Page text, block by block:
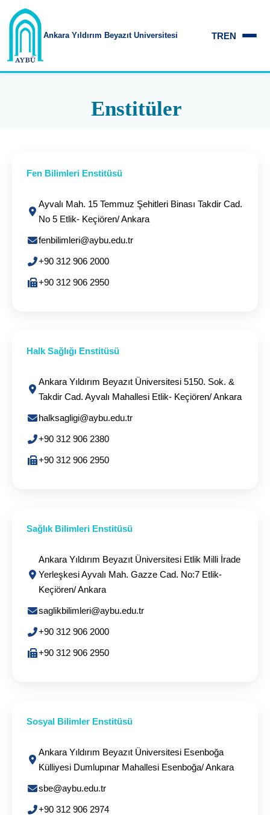
Ankara Yıldırım Beyazıt Üniversitesi TREN
Enstitüler
Fen Bilimleri Enstitüsü
Ayvalı Mah. 15 Temmuz Şehitleri Binası Takdir Cad.
No 5 Etlik- Keçiören/ Ankara
fenbilimleri@aybu.edu.tr
+90 312 906 2000
+90 312 906 2950
Halk Sağlığı Enstitüsü
Ankara Yıldırım Beyazıt Üniversitesi 5150. Sok. &
Takdir Cad. Ayvalı Mahallesi Etlik- Keçiören/ Ankara
halksagligi@aybu.edu.tr
+90 312 906 2380
+90 312 906 2950
Sağlık Bilimleri Enstitüsü
Ankara Yıldırım Beyazıt Üniversitesi Etlik Milli İrade
Yerleşkesi Ayvalı Mah. Gazze Cad. No:7 Etlik-
Keçiören/ Ankara
saglikbilimleri@aybu.edu.tr
+90 312 906 2000
+90 312 906 2950
Sosyal Bilimler Enstitüsü
Ankara Yıldırım Beyazıt Üniversitesi Esenboğa
Külliyesi Dumlupınar Mahallesi Esenboğa/ Ankara
sbe@aybu.edu.tr
+90 312 906 2974